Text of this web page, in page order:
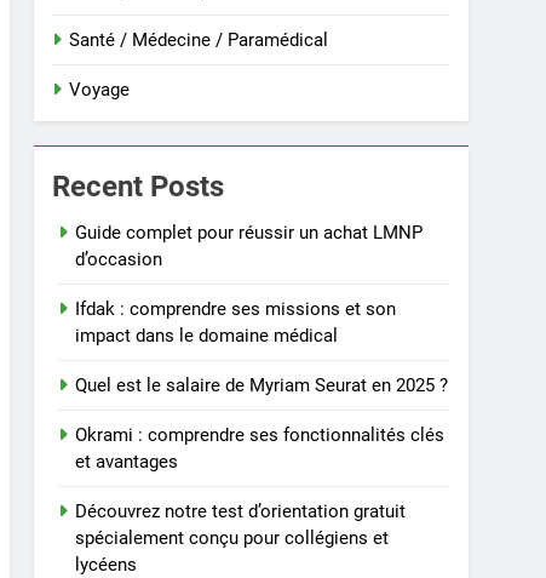
Santé / Médecine / Paramédical
Voyage
Recent Posts
Guide complet pour réussir un achat LMNP
d’occasion
Ifdak : comprendre ses missions et son
impact dans le domaine médical
Quel est le salaire de Myriam Seurat en 2025 ?
Okrami : comprendre ses fonctionnalités clés
et avantages
Découvrez notre test d’orientation gratuit
spécialement conçu pour collégiens et
lycéens